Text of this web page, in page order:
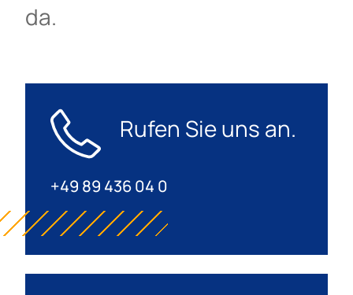
da.
Rufen Sie uns an.
+49 89 436 04 0